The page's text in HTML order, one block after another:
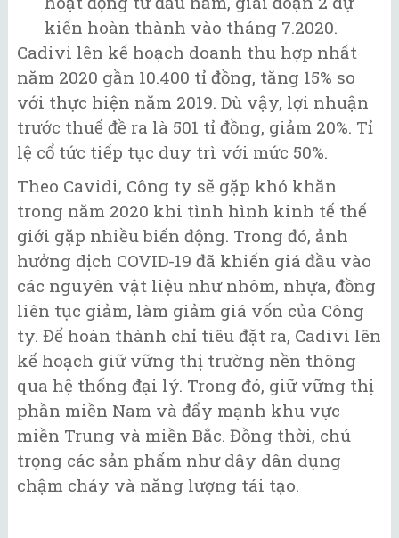
kiến hoàn thành vào tháng 7.2020.
Cadivi lên kế hoạch doanh thu hợp nhất
năm 2020 gần 10.400 tỉ đồng, tăng 15% so
với thực hiện năm 2019. Dù vậy, lợi nhuận
trước thuế đề ra là 501 tỉ đồng, giảm 20%. Tỉ
lệ cổ tức tiếp tục duy trì với mức 50%.
Theo Cavidi, Công ty sẽ gặp khó khăn
trong năm 2020 khi tình hình kinh tế thế
giới gặp nhiều biến động. Trong đó, ảnh
hưởng dịch COVID-19 đã khiến giá đầu vào
các nguyên vật liệu như nhôm, nhựa, đồng
liên tục giảm, làm giảm giá vốn của Công
ty. Để hoàn thành chỉ tiêu đặt ra, Cadivi lên
kế hoạch giữ vững thị trường nền thông
qua hệ thống đại lý. Trong đó, giữ vững thị
phần miền Nam và đẩy mạnh khu vực
miền Trung và miền Bắc. Đồng thời, chú
trọng các sản phẩm như dây dân dụng
chậm cháy và năng lượng tái tạo.